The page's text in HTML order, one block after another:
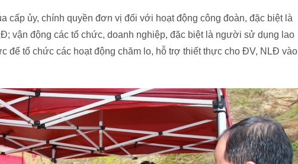
cấp ủy, chính quyền đơn vị đối với hoạt động công đoàn, đặc biệt là
vận động các tổ chức, doanh nghiệp, đặc biệt là người sử dụng lao
để tổ chức các hoạt động chăm lo, hỗ trợ thiết thực cho ĐV, NLĐ vào